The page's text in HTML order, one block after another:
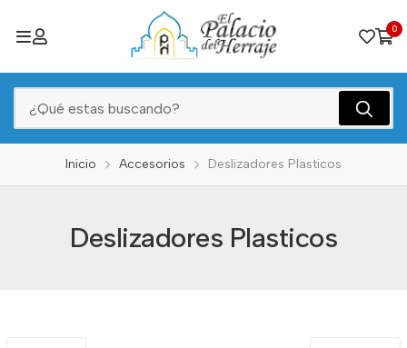
0
Inicio Accesorios Deslizadores Plasticos
Deslizadores Plasticos